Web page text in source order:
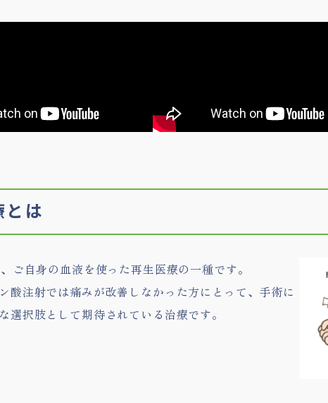
は
ご自身の血液を使った再生医療の一種です。
酸注射では痛みが改善しなかった方にとって、手術に
選択肢として期待されている治療です。